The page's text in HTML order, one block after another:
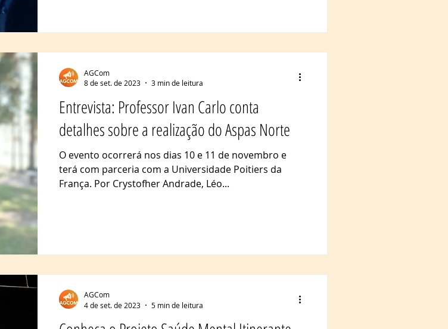
Entrevista: Professor Ivan Carlo conta
detalhes sobre a realização do Aspas Norte
O evento ocorrerá nos dias 10 e 11 de novembro e
terá com parceria com a Universidade Poitiers da
França. Por Crystofher Andrade, Léo...
AGCom
8 de set. de 2023
3 min de leitura
AGCom
4 de set. de 2023
5 min de leitura